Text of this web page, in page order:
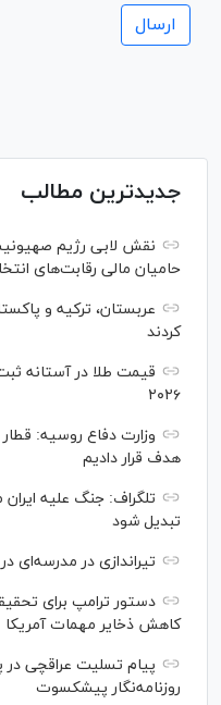
جدیدترین مطالب
نقش لابی رژیم
حامیان مالی رقابت‌های
عربستان، ترکیه و
کردند
قیمت طلا در آستانه
۲۰۲۶
وزارت دفاع روسیه:
هدف قرار دادیم
تلگراف: جنگ علیه
تبدیل شود
تیراندازی در مدرسه‌ای در تایلند با ۷
دستور ترامپ برای
کاهش ذخایر مهمات آمریکا
پیام تسلیت عراقچی در
روزنامه‌نگار پیشکسوت